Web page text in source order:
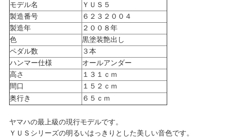
モデル名
ＹＵＳ５
製造番号
６２３２００４
製造年
２００８年
色
黒塗装艶出し
ペダル数
３本
ハンマー仕様
オールアンダー
高さ
１３１ｃｍ
間口
１５２ｃｍ
奥行き
６５ｃｍ
ヤマハの最上級の現行モデルです。
ＹＵＳシリーズの明るいはっきりとした美しい音色です。